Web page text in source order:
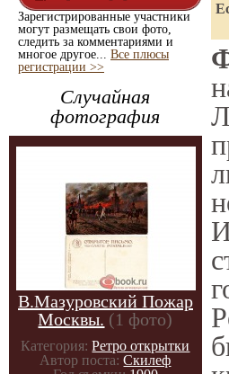
Зарегистрированные участники
могут размещать свои фото,
следить за комментариями и
многое другое... Все плюсы
регистрации >>
Случайная
фотография
В.Мазуровский Пожар
Москвы. (1 фото)
Категория: Ретро открытки
Автор поста: Скилеф